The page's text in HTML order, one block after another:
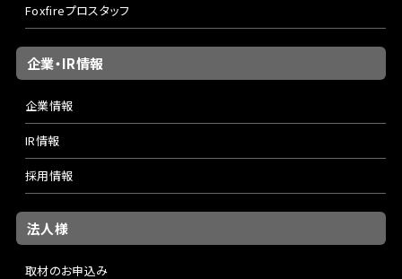
Foxfireプロスタッフ
企業・IR情報
企業情報
IR情報
採用情報
法人様
取材のお申込み